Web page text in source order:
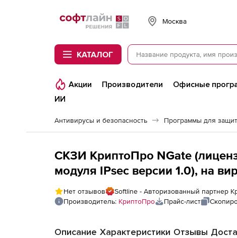
Softline
Москва
КАТАЛОГ
Акции Производители Офисные
ИИ
Антивирусы и безопасность Программы для
СКЗИ КриптоПро NGate
модуля IPsec версии 1.0), на
ограничения по количеству
Нет отзывов
Softline - Авторизованный партнер
Производитель: КриптоПро Прайс-лист
Описание Характеристики Отзывы